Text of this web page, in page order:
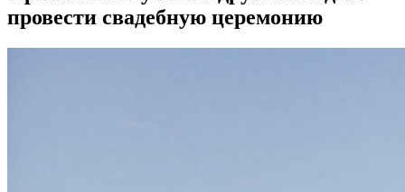
провести свадебную церемонию